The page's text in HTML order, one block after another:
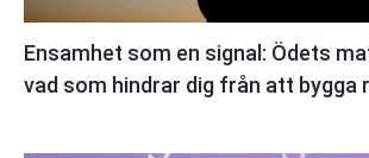
Ensamhet som en signal: Ödets
vad som hindrar dig från att bygga